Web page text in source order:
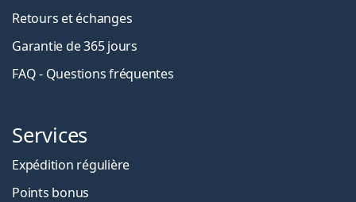
Retours et échanges
Garantie de 365 jours
FAQ - Questions fréquentes
Services
Expédition régulière
Points bonus